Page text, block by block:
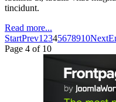
tincidunt.
Read more...
StartPrev1 2345678910Next
Page 4 of 10